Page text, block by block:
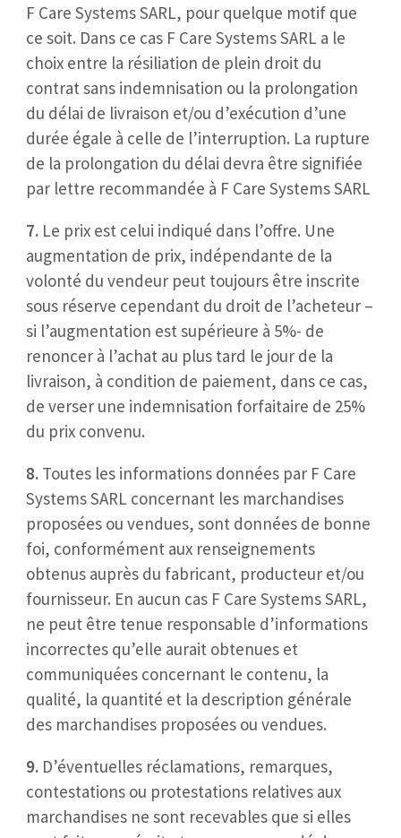
F Care Systems SARL, pour quelque motif que
ce soit. Dans ce cas F Care Systems SARL a le
choix entre la résiliation de plein droit du
contrat sans indemnisation ou la prolongation
du délai de livraison et/ou d’exécution d’une
durée égale à celle de l’interruption. La rupture
de la prolongation du délai devra être signifiée
par lettre recommandée à F Care Systems SARL
7. Le prix est celui indiqué dans l’offre. Une
augmentation de prix, indépendante de la
volonté du vendeur peut toujours être inscrite
sous réserve cependant du droit de l’acheteur –
si l’augmentation est supérieure à 5%- de
renoncer à l’achat au plus tard le jour de la
livraison, à condition de paiement, dans ce cas,
de verser une indemnisation forfaitaire de 25%
du prix convenu.
8.Toutes les informations données par F Care
Systems SARL concernant les marchandises
proposées ou vendues, sont données de bonne
foi, conformément aux renseignements
obtenus auprès du fabricant, producteur et/ou
fournisseur. En aucun cas F Care Systems SARL,
ne peut être tenue responsable d’informations
incorrectes qu’elle aurait obtenues et
communiquées concernant le contenu, la
qualité, la quantité et la description générale
des marchandises proposées ou vendues.
9.D’éventuelles réclamations, remarques,
contestations ou protestations relatives aux
marchandises ne sont recevables que si elles